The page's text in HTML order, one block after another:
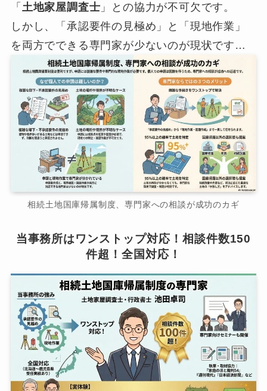
「 土地家屋調査士 」との協力が不可欠です。
しかし、「承認要件の見極め」と「現地作業」
を両方でできる専門家が少ないのが現状です…
相続土地国庫帰属制度、専門家への相談が成功のカギ
当事務所はワンストップ対応！相談件数150
件超！全国対応！